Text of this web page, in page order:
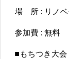
場 所 : リノベ
参加費 : 無料
■もちつき大会